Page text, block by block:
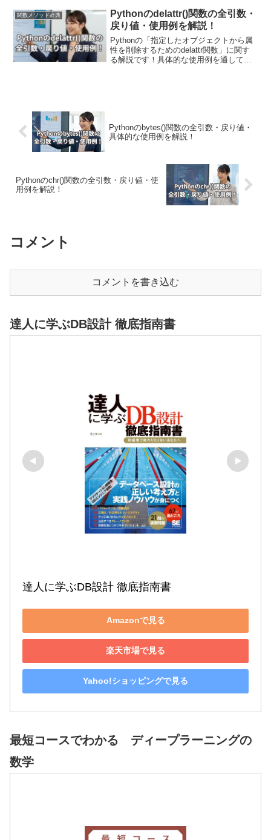
値、文字列、リスト、オブジェクトなど
さまざまなデータ型に対して真偽を確認
する方法を具体的に見ていきます！
関数メソッド辞典
Pythonのdelattr()関数の全引数・
戻り値・使用例を解説！
Pythonの「指定したオブジェクトから属
性を削除するためのdelattr関数」に関す
る解説です！具体的な使用例を通して引
Pythonのbytes()関数の全引数・戻り値・
具体的な使用例を解説！
Pythonのchr()関数の全引数・戻り値・使
用例を解説！
コメント
コメントを書き込む
達人に学ぶDB設計 徹底指南書
達人に学ぶDB設計 徹底指南書
Amazonで見る
楽天市場で見る
Yahoo!ショッピングで見る
最短コースでわかる ディープラーニングの
数学